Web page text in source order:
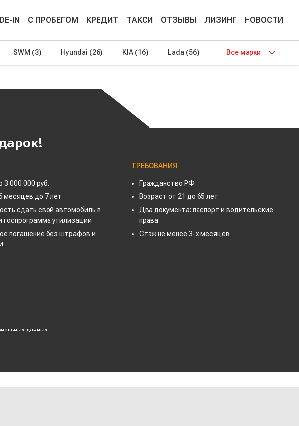
IN С ПРОБЕГОМ КРЕДИТ ТАКСИ ОТЗЫВЫ ЛИЗИНГ НОВОСТИ
SWM (3) Hyundai (26) KIA (16) Lada (56) Все марки
3 000 000 руб.
месяцев до 7 лет
сдать свой автомобиль в
госпрограмма утилизации
погашение без штрафов и
ТРЕБОВАНИЯ
Гражданство РФ
Возраст от 21 до 65 лет
Два документа: паспорт и водительские
права
Стаж не менее 3-х месяцев
данных